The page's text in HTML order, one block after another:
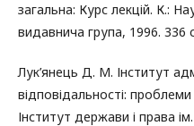
загальна: Курс лекцій. К.:
видавнича група, 1996. 336
Лук’янець Д. М. Інститут
відповідальності:
Інститут держави і права